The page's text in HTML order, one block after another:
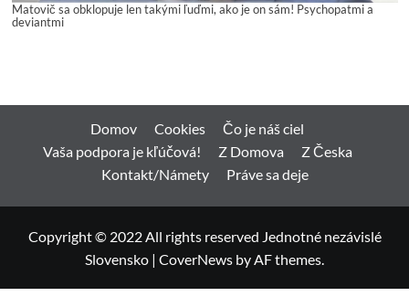
Matovič sa obklopuje len takými ľuďmi, ako je on sám! Psychopatmi a
deviantmi
Domov Cookies
Čo je náš ciel
Vaša podpora je kľúčová!
Z Domova
Z Česka
Kontakt/Námety
Práve sa deje
Copyright © 2022 All rights reserved Jednotné nezávislé
Slovensko | CoverNews by AF themes.